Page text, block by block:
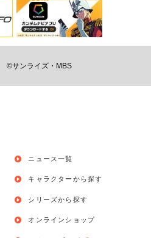
©サンライズ・MBS
ニュース一覧
キャラクターから探す
シリーズから探す
オンラインショップ